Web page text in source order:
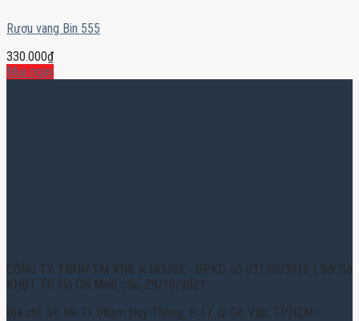
Rượu vang Bin 555
330.000₫
Mua ngay
CÔNG TY TNHH TM XNK K HOUSE - GPKD số 0317003916 | Bởi Sở
KHĐT TP. Hồ Chí Minh cấp: 29/10/2021
Địa chỉ: Số 69-71 Phạm Huy Thông, P. 17, Q. Gò Vấp, TPHCM